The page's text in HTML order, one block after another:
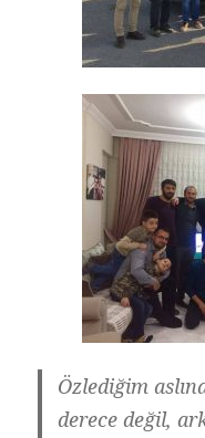
Özlediğim
derece değil,